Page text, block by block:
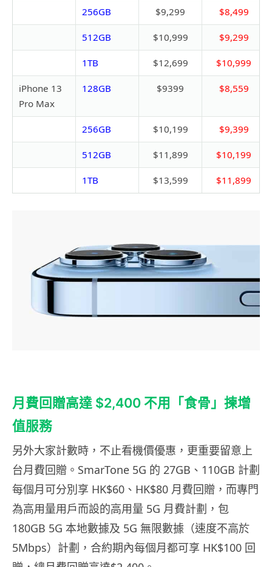
256GB $9,299 $8,499
512GB $10,999 $9,299
1TB $12,699 $10,999
iPhone 13
Pro Max
128GB $9399 $8,559
256GB $10,199 $9,399
512GB $11,899 $10,199
1TB $13,599 $11,899
月費回贈高達 $2,400 不用「食骨」揀增
值服務
另外大家計數時，不止看機價優惠，更重要留意上
台月費回贈。SmarTone 5G 的 27GB、110GB 計劃
每個月可分別享 HK$60、HK$80 月費回贈，而專門
為高用量用戶而設的高用量 5G 月費計劃，包
180GB 5G 本地數據及 5G 無限數據（速度不高於
5Mbps）計劃，合約期內每個月都可享 HK$100 回